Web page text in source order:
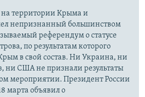
на территории Крыма и
непризнанный большинством
референдум о статусе
по результатам которого
в свой состав. Ни Украина, ни
ни США не признали результаты
мероприятии. Президент России
марта объявил о